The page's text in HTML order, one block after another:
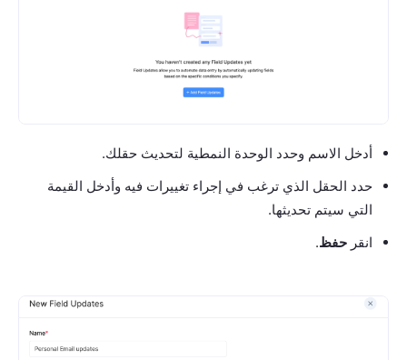
أدخل الاسم وحدد الوحدة النمطية لتحديث حقلك.
حدد الحقل الذي ترغب في إجراء تغييرات فيه وأدخل القيمة
التي سيتم تحديثها.
انقر حفظ.